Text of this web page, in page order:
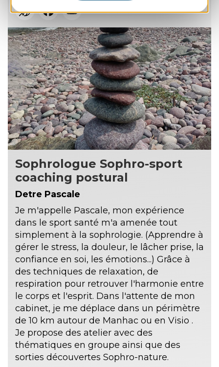
Sophrologue Sophro-sport
coaching postural
Detre Pascale
Je m'appelle Pascale, mon expérience
dans le sport santé m'a amenée tout
simplement à la sophrologie. (Apprendre à
gérer le stress, la douleur, le lâcher prise, la
confiance en soi, les émotions...) Grâce à
des techniques de relaxation, de
respiration pour retrouver l'harmonie entre
le corps et l'esprit. Dans l'attente de mon
cabinet, je me déplace dans un périmètre
de 10 km autour de Manhac ou en Visio .
Je propose des atelier avec des
thématiques en groupe ainsi que des
sorties découvertes Sophro-nature.